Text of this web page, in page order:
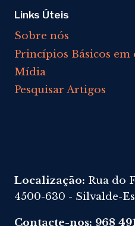
Links Úteis
Sobre nós
Princípios Básicos em
Mídia
Pesquisar Artigos
Localização: Rua do
4500-630 - Silvalde-
Contacte-nos: 968